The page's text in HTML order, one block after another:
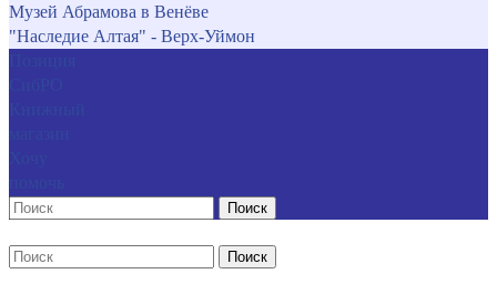
Музей Абрамова в Венёве
"Наследие Алтая" - Верх-Уймон
Поиск
Поиск